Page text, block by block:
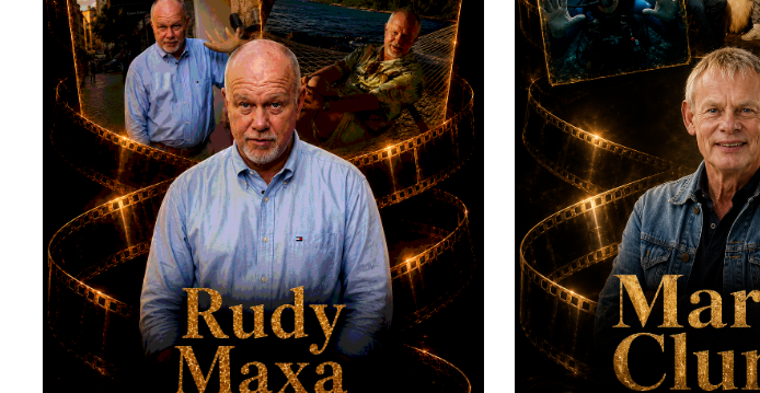
Теленовеллы